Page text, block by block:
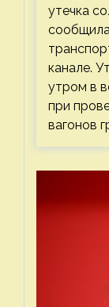
утечка
канале.
утром в
при
вагонов